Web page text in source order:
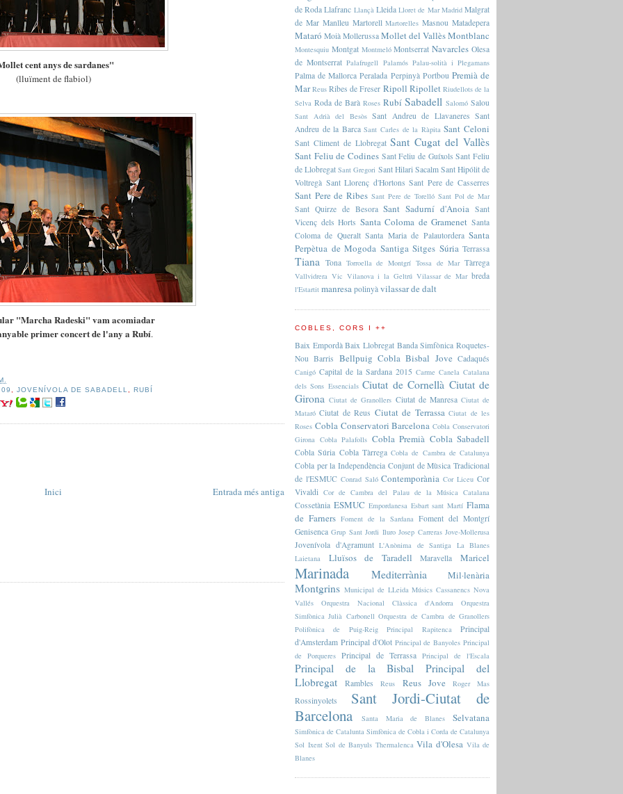
cent anys de sardanes"
(lluïment de flabiol)
"Marcha Radeski" vamacomiadar
primer concert de l'any a Rubí.
JOVENÍVOLA DE SABADELL RUBÍ
Entrada més antiga
Inici
de Roda Llafranc Llançà Lleida Lloret de Mar Madrid Malgrat
de Mar Manlleu Martorell Martorelles Masnou Matadepera
Mataró Moià Mollerussa Mollet del VallèsMontblanc
Montesquiu Montgat Montmeló Montserrat Navarcles Olesa
de Montserrat Palafrugell Palamós Palau-solità i Plegamans
Palma de Mallorca Peralada Perpinyà Portbou Premià de
Mar Reus Ribes de Freser Ripoll Ripollet Riudellots de la
Selva Roda de Barà Roses Rubí Sabadell Salomó Salou
Sant Adrià del Besòs Sant Andreu de Llavaneres Sant
Andreu de la Barca Sant Carles de la Ràpita Sant Celoni
Sant Climent de Llobregat Sant Cugat del Vallès
Sant Feliu de Codines Sant Feliu de Guíxols Sant Feliu
de Llobregat Sant Gregori Sant Hilari Sacalm Sant Hipólit de
Voltregà Sant Llorenç d'Hortons Sant Pere de Casserres
Sant Pere de Ribes Sant Pere de Torelló Sant Pol de Mar
Sant Quirze de Besora Sant Sadurní d'Anoia Sant
Vicenç dels Horts Santa Coloma de Gramenet Santa
Coloma de Queralt Santa Maria de Palautordera Santa
Perpètua de Mogoda Santiga Sitges Súria Terrassa
Tiana Tona Torroella de Montgrí Tossa de Mar Tàrrega
Vallvidrera Vic Vilanova i la Geltrú Vilassar de Mar breda
l'Estartit manresa polinyà vilassar de dalt
COBLES, CORS I ++
Baix Empordà Baix Llobregat Banda Simfònica Roquetes-
Nou Barris Bellpuig Cobla Bisbal Jove Cadaqués
Canigó Capital de la Sardana 2015 Carme Canela Catalana
dels Sons Essencials Ciutat de Cornellà Ciutat de
Girona Ciutat de Granollers Ciutat de Manresa Ciutat de
Mataró Ciutat de Reus Ciutat de Terrassa Ciutat de les
Roses Cobla Conservatori Barcelona Cobla Conservatori
Girona Cobla Palafolls Cobla Premià Cobla Sabadell
Cobla Súria Cobla Tàrrega Cobla de Cambra de Catalunya
Cobla per la Independència Conjunt de Mùsica Tradicional
de l'ESMUC Conrad Saló Contemporània Cor Liceu Cor
Vivaldi Cor de Cambra del Palau de la Música Catalana
Cossetània ESMUC Empordanesa Esbart sant Martí Flama
de Farners Foment de la Sardana Foment del Montgrí
Genisenca Grup Sant Jordi Iluro Josep Carreras Jove-Mollerusa
Jovenívola d'Agramunt L'Anònima de Santiga La Blanes
Laietana
Lluïsos de Taradell Maravella Maricel
Marinada Mediterrània Mil·lenària
Montgrins Municipal de LLeida Músics Cassanencs Nova
Vallés
Orquestra Nacional Clàssica d'Andorra
Orquestra
Simfònica Julià Carbonell Orquestra de Cambra de Granollers
Polifònica de Puig-Reig
Principal Rapitenca
Principal
d'Amsterdam Principal d'Olot Principal de Banyoles Principal
de Porqueres Principal de Terrassa Principal de l'Escala
Principal de la Bisbal
Principal del
Llobregat
Rambles Reus Reus Jove Roger Mas
Rossinyolets
Sant Jordi-Ciutat de
Barcelona
Santa Maria de Blanes Selvatana
Simfònica de Catalunta Simfònica de Cobla i Corda de Catalunya
Sol Ixent Sol de Banyuls Thermalenca Vila d'Olesa Vila de
Blanes